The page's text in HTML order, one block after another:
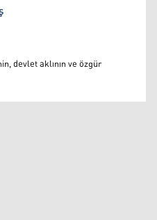
devlet aklının ve özgür